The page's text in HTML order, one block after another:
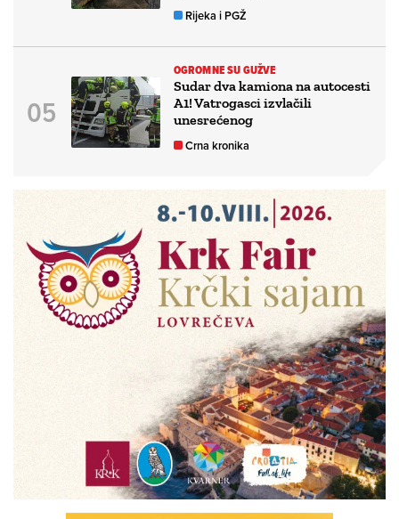
Rijeka i PGŽ
OGROMNE SU GUŽVE
Sudar dva kamiona na autocesti
A1! Vatrogasci izvlačili
unesrećenog
Crna kronika